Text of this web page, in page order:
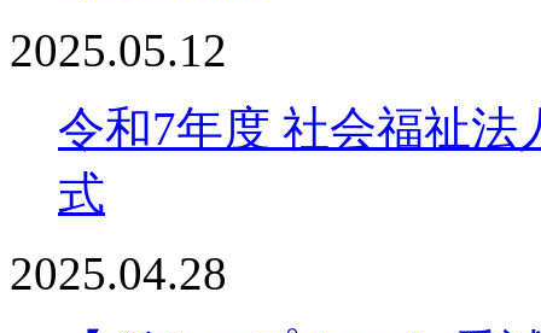
2025.05.12
令和7年度 社会福祉法
式
2025.04.28